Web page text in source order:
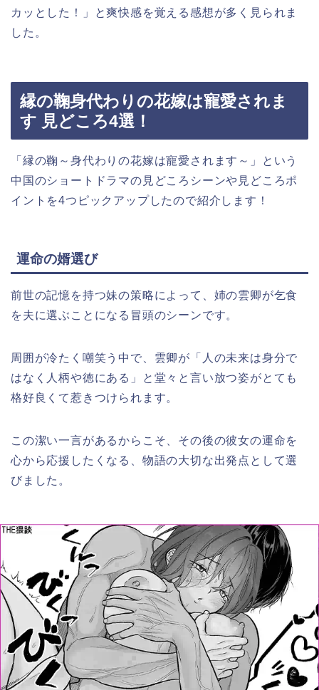
カッとした！」と爽快感を覚える感想が多く見られま
した。
縁の鞠身代わりの花嫁は寵愛されま
す 見どころ4選！
「縁の鞠～身代わりの花嫁は寵愛されます～」という
中国のショートドラマの見どころシーンや見どころポ
イントを4つピックアップしたので紹介します！
運命の婿選び
前世の記憶を持つ妹の策略によって、姉の雲卿が乞食
を夫に選ぶことになる冒頭のシーンです。
周囲が冷たく嘲笑う中で、雲卿が「人の未来は身分で
はなく人柄や徳にある」と堂々と言い放つ姿がとても
格好良くて惹きつけられます。
この潔い一言があるからこそ、その後の彼女の運命を
心から応援したくなる、物語の大切な出発点として選
びました。